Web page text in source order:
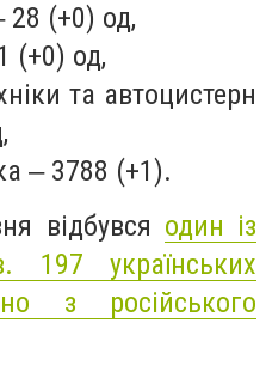
28 (+0) од,
(+0) од,
та автоцистерн
‒ 3788 (+1).
відбувся один із
197 українських
з російського